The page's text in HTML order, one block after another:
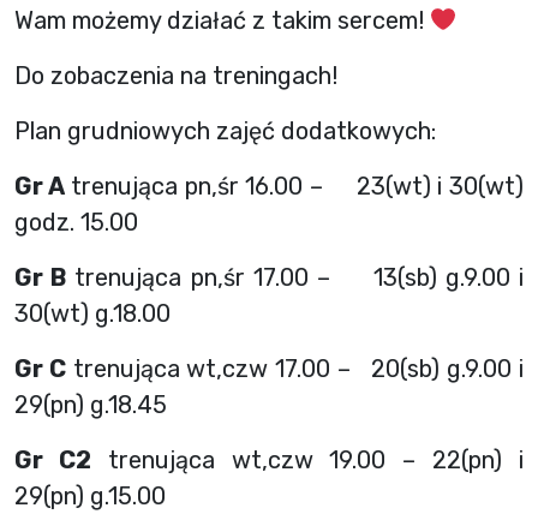
Wam możemy działać z takim sercem!
Do zobaczenia na treningach!
Plan grudniowych zajęć dodatkowych:
Gr Atrenująca pn,śr 16.00 – 23(wt) i 30(wt)
godz. 15.00
Gr B trenująca pn,śr 17.00 – 13(sb) g.9.00 i
30(wt) g.18.00
Gr Ctrenująca wt,czw 17.00 – 20(sb) g.9.00 i
29(pn) g.18.45
Gr C2 trenująca wt,czw 19.00 – 22(pn) i
29(pn) g.15.00